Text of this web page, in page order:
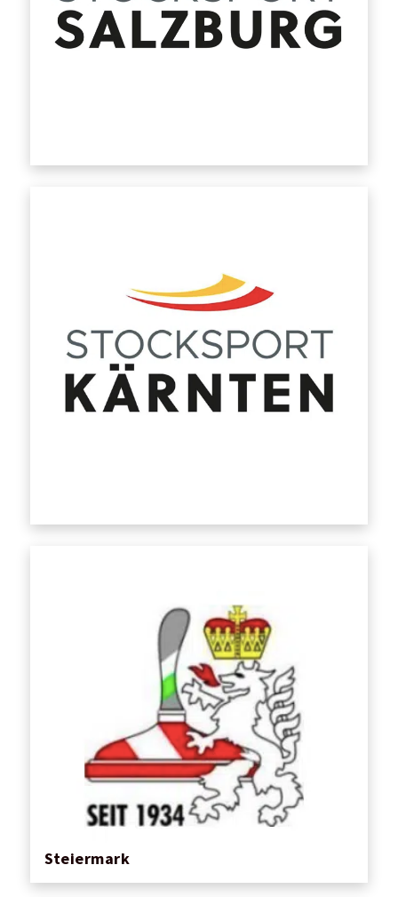
Steiermark